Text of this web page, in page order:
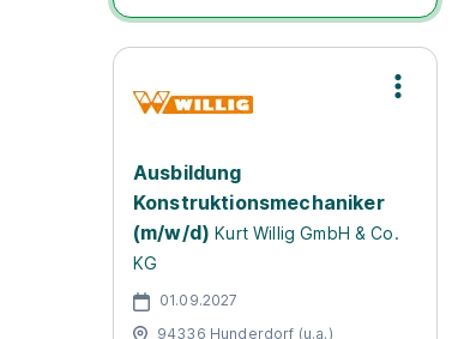
Ausbildung
Konstruktionsmechaniker
(m/w/d) Kurt Willig GmbH & Co.
KG
01.09.2027
94336 Hunderdorf (u.a.)